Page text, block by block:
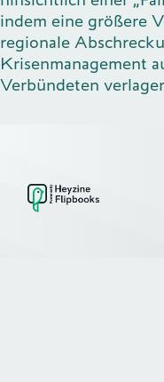
indem eine größere
regionale
Krisenmanagement
Verbündeten